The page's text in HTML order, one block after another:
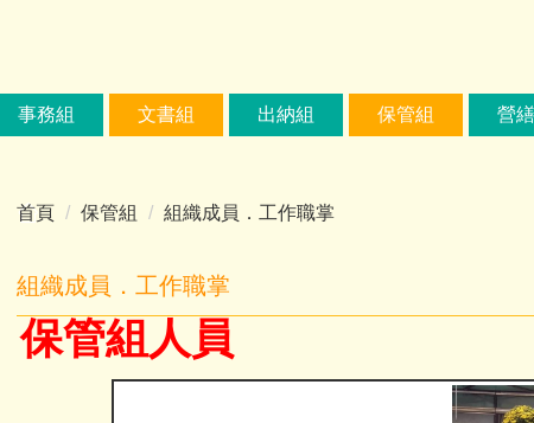
事務組 文書組 出納組 保管組 營
首頁 保管組 組織成員．工作職掌
組織成員．工作職掌
保管組人員